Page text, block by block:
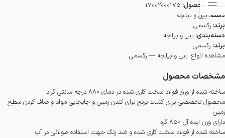
شناسه محصول: 17002000175
دسته: بیل و بیلچه
برند: رکسمی
دسته‌بندی: بیل و بیلچه
برند: رکسمی
مشاهده انواع: بیل و بیلچه — رکسمی
مشخصات محصول
ساخته شده از ورق فولاد سخت کاری شده در دمای 880 درجه سانتی گراد
محصول تخصصی برای کشت برنج برای کندن زمین و جابجایی مواد و صاف کردن سطح
زمین
دارای وزن ایده آل 850 گرم
ساخته شده از فولاد سخت کاری شده و ضد زنگ جهت استفاده طولانی در آب